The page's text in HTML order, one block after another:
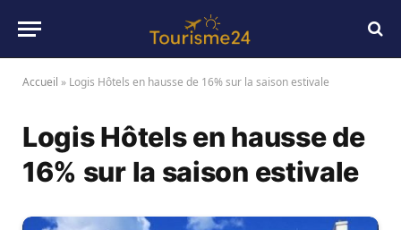
Accueil » Logis Hôtels en hausse de 16% sur la saison estivale
Logis Hôtels en hausse de
16% sur la saison estivale